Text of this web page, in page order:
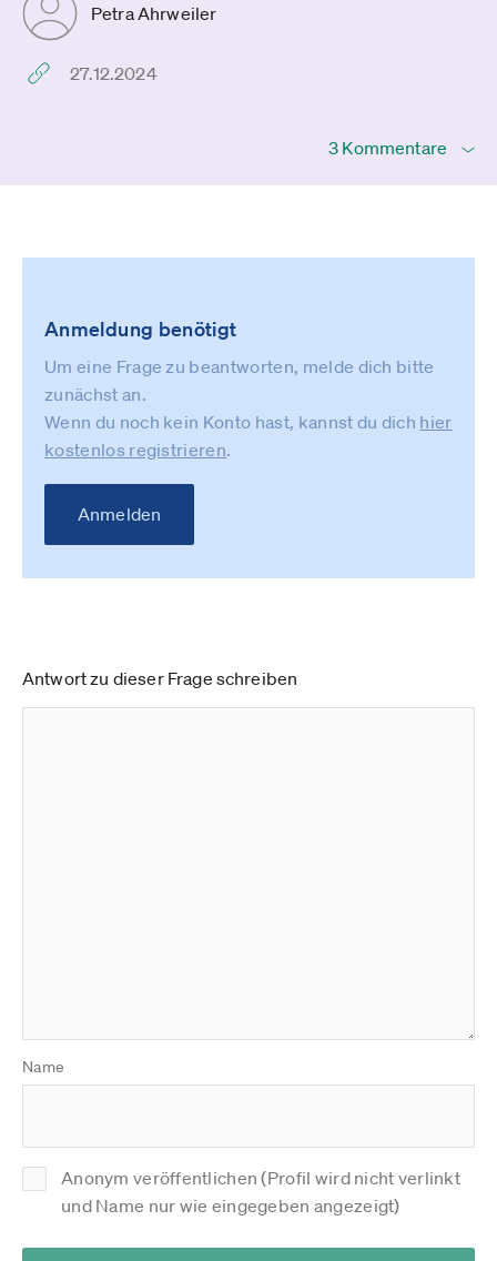
Petra Ahrweiler
27.12.2024
3 Kommentare
Anmeldung benötigt
Um eine Frage zu beantworten, melde dich bitte
zunächst an.
Wenn du noch kein Konto hast, kannst du dich hier
kostenlos registrieren.
Anmelden
Antwort zu dieser Frage schreiben
Name
Anonym veröffentlichen (Profil wird nicht verlinkt
und Name nur wie eingegeben angezeigt)